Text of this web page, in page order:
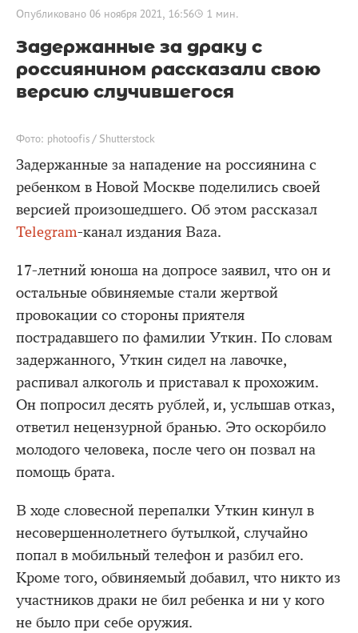
Опубликовано 06 ноября 2021, 16:56 1 мин.
Задержанные за драку с
россиянином рассказали свою
версию случившегося
Фото: photoofis / Shutterstock
Задержанные за нападение на россиянина с
ребенком в Новой Москве поделились своей
версией произошедшего. Об этом рассказал
Telegram-канал издания Baza.
17-летний юноша на допросе заявил, что он и
остальные обвиняемые стали жертвой
провокации со стороны приятеля
пострадавшего по фамилии Уткин. По словам
задержанного, Уткин сидел на лавочке,
распивал алкоголь и приставал к прохожим.
Он попросил десять рублей, и, услышав отказ,
ответил нецензурной бранью. Это оскорбило
молодого человека, после чего он позвал на
помощь брата.
В ходе словесной перепалки Уткин кинул в
несовершеннолетнего бутылкой, случайно
попал в мобильный телефон и разбил его.
Кроме того, обвиняемый добавил, что никто из
участников драки не бил ребенка и ни у кого
не было при себе оружия.